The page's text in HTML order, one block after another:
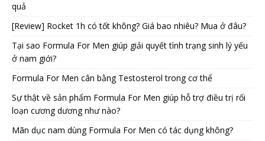
quả
[Review] Rocket 1h có tốt không? Giá bao nhiêu? Mua ở đâu?
Tại sao Formula For Men giúp giải quyết tình trạng sinh lý yếu
ở nam giới?
Formula For Men cân bằng Testosterol trong cơ thể
Sự thật về sản phẩm Formula For Men giúp hỗ trợ điều trị rối
loạn cương dương như nào?
Mãn dục nam dùng Formula For Men có tác dụng không?